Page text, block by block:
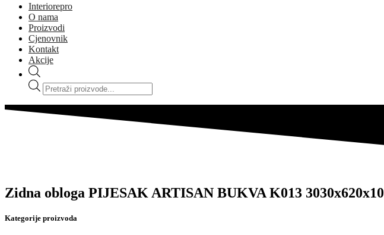
Interiorepro
O nama
Proizvodi
Cjenovnik
Kontakt
Akcije
Products
search
Zidna obloga PIJESAK ARTISAN BUKVA K013 3030x620x10
Kategorije proizvoda